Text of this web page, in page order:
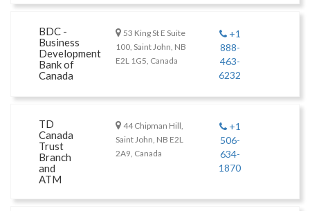
BDC -
Business
Development
Bank of
Canada
53 King St E Suite
100, Saint John, NB
E2L 1G5, Canada
+1
888-
463-
6232
TD
Canada
Trust
Branch
and
ATM
44 Chipman Hill,
Saint John, NB E2L
2A9, Canada
+1
506-
634-
1870